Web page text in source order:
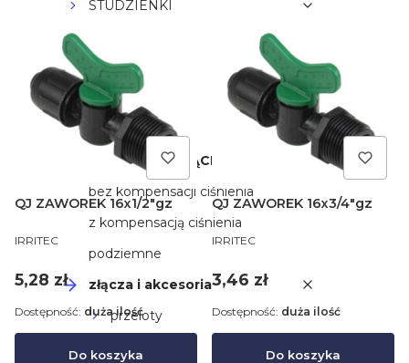
STUDZIENKI
KOLEKTORY
ZRASZACZE
FILTRY
LINIE KROPLUJĄCE
bez kompensacji ciśnienia
z kompensacją ciśnienia
podziemne
złącza i akcesoria
przeloty
kolanka
QJ ZAWOREK 16x1/2"gz
PRODUCENT
IRRITEC
Cena
5,28 zł
Do koszyka
Dostępność: duża ilość
QJ ZAWOREK 16x3/4"gz
PRODUCENT
IRRITEC
Cena
3,46 zł
Do koszyka
Dostępność: duża ilość